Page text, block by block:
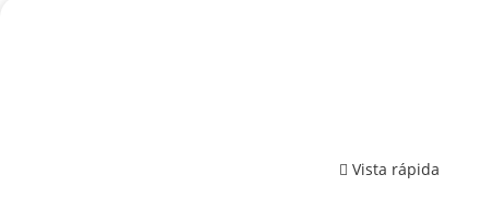
Vista rápida